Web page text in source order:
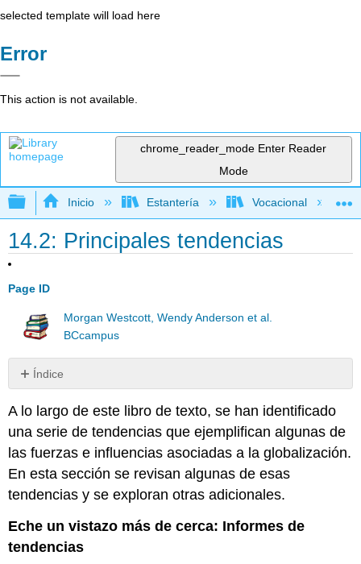
selected template will load here
Error
This action is not available.
chrome_reader_mode Enter Reader
Mode
Expandir/contraer jerarquía global
Inicio Estantería Vocacional
14.2: Principales tendencias
Page ID
Morgan Westcott, Wendy Anderson et al.
BCcampus
Índice
políticas
Tendencias
Económicas
Consumo
Colaborativo
Economías
Emergentes
Consumismo
Consciente
A lo largo de este libro de texto, se han identificado
una serie de tendencias que ejemplifican algunas de
las fuerzas e influencias asociadas a la globalización.
En esta sección se revisan algunas de esas
tendencias y se exploran otras adicionales.
Eche un vistazo más de cerca: Informes de
tendencias